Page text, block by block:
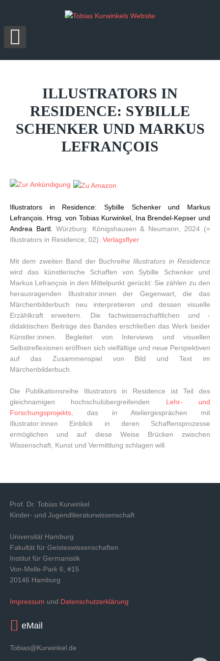
ILLUSTRATORS IN
RESIDENCE: SYBILLE
SCHENKER UND MARKUS
LEFRANÇOIS
Illustrators in Residence: Sybille Schenker und Markus
Lefrançois. Hrsg. von Tobias Kurwinkel, Ina Brendel-Kepser und
Andrea Bartl.
Würzburg: Königshausen & Neumann, 2024 (=
Illustrators in Residence; 02). Verlagsflyer
Mit dem zweiten Band der Buchreihe Illustrators in Residence
wird das künstlerische Schaffen von Sybille Schenker und
Markus Lefrançois in den Mittelpunkt gerückt: Sie zählen zu den
herausragenden Illustrator:innen der Gegenwart, die das
Märchenbilderbuch neu interpretieren und dessen visuelle
Erzählkraft erweitern. Die fachwissenschaftlichen und -
didaktischen Beiträge des Bandes erschließen das Werk beider
Künstler:innen. Begleitet von Interviews und visuellen
Selbstreflexionen eröffnen sich vielfältige und neue Perspektiven
auf das Zusammenspiel von Bild und Text im
Märchenbilderbuch.
Die Publikationsreihe Illustrators in Residence ist Teil des
gleichnamigen hochschulübergreifenden Lehr- und
Forschungsprojekts , das in Ateliergesprächen mit
Illustrator:innen Einblick in deren Schaffensprozesse
ermöglichen und auf diese Weise Brücken zwischen
Wissenschaft, Kunst und Vermittlung schlagen will.
Prof. Dr. Tobias Kurwinkel
Kinder- und Jugendliteraturwissenschaft
Universität Hamburg
Fakultät für Geisteswissenschaften
Institut für Germanistik
Von-Melle-Park 6, #15
20146 Hamburg
Impressum und Datenschutzerklärung
eMail
Tobias@Kurwinkel.de